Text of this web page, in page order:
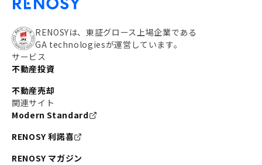
RENOSYは、東証グロース上場企業である
GA technologiesが運営しています。
サービス
不動産投資
不動産売却
関連サイト
Modern Standard
RENOSY 利諾喜
RENOSY マガジン